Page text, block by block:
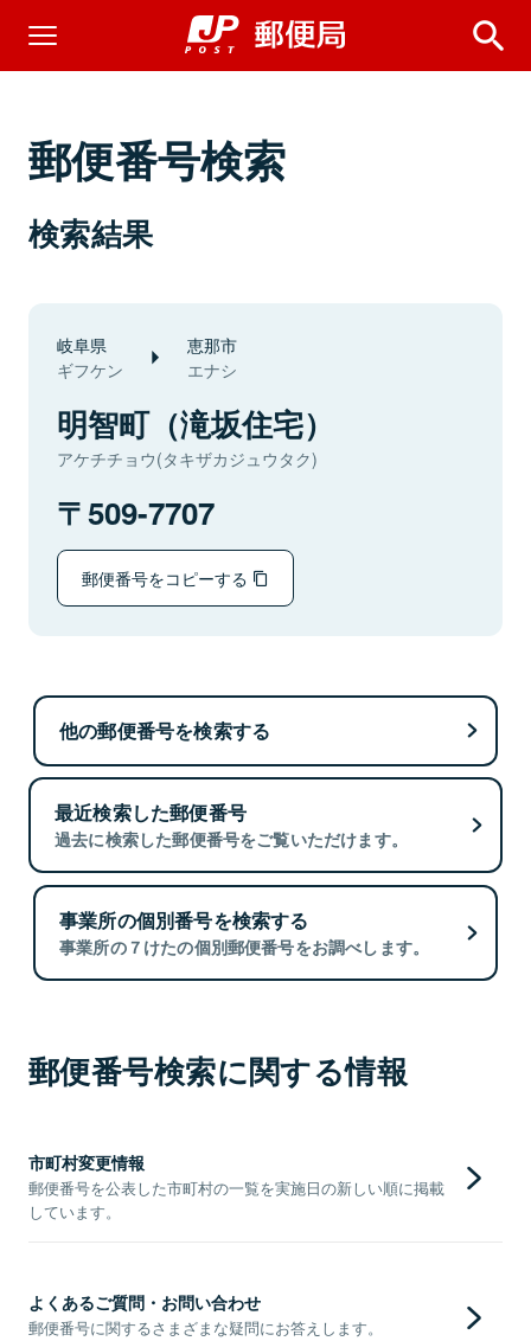
郵便番号検索
検索結果
岐阜県
ギフケン
恵那市
エナシ
明智町（滝坂住宅）
アケチチョウ(タキザカジュウタク)
509-7707
郵便番号をコピーする
他の郵便番号を検索する
最近検索した郵便番号
過去に検索した郵便番号をご覧いただけます。
事業所の個別番号を検索する
事業所の７けたの個別郵便番号をお調べします。
郵便番号検索に関する情報
市町村変更情報
郵便番号を公表した市町村の一覧を実施日の新しい順に掲載
しています。
よくあるご質問・お問い合わせ
郵便番号に関するさまざまな疑問にお答えします。